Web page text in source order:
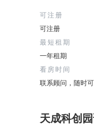
可注册
可注册
最短租期
一年租期
看房时间
联系顾问，随时
天成科创